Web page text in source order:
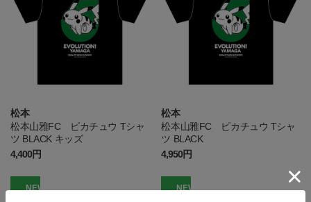
松本
松本山雅FC ピカチュウ Tシャ
ツ BLACK キッズ
4,400円
松本
松本山雅FC ピカチュウ Tシャ
ツ BLACK
4,950円
NEW NEW